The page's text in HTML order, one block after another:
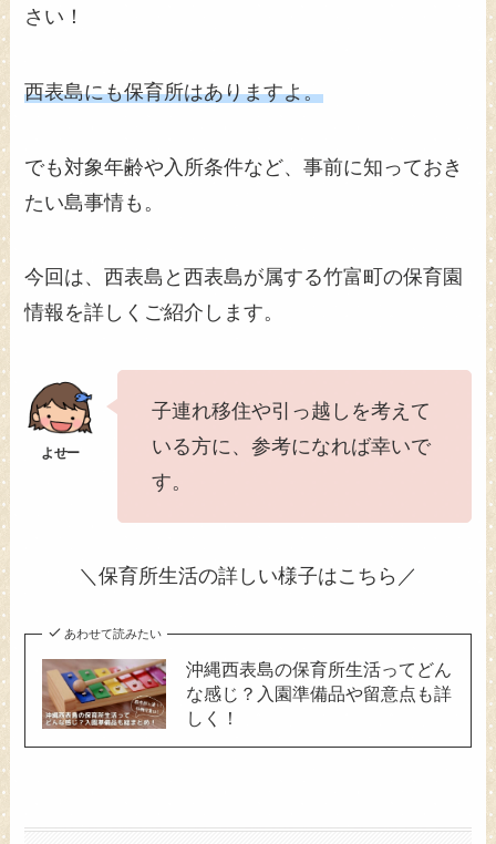
さい！
西表島にも保育所はありますよ。
でも対象年齢や入所条件など、事前に知っておき
たい島事情も。
今回は、西表島と西表島が属する竹富町の保育園
情報を詳しくご紹介します。
子連れ移住や引っ越しを考えて
いる方に、参考になれば幸いで
す。
＼保育所生活の詳しい様子はこちら／
あわせて読みたい
沖縄西表島の保育所生活ってどん
な感じ？入園準備品や留意点も詳
しく！